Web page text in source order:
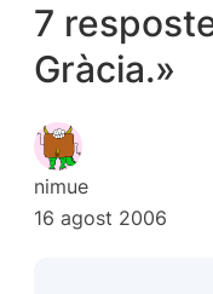
7
Gràcia.»
nimue
16 agost 2006